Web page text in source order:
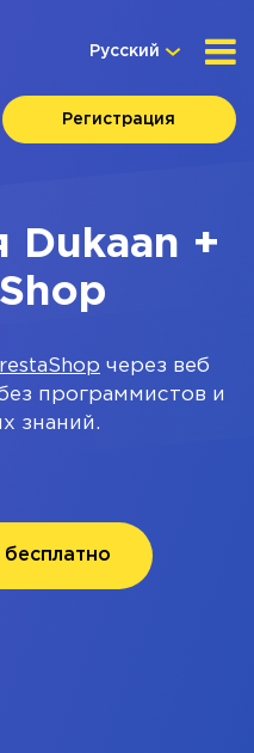
Русский
Регистрация
Dukaan +
через веб
программистов и
знаний.
бесплатно